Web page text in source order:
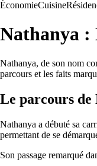
ÉconomieCuisine
Nathanya :
Nathanya, de son nom
parcours et les faits
Le parcours de
Nathanya a débuté sa
permettant de se
Son passage remarqué